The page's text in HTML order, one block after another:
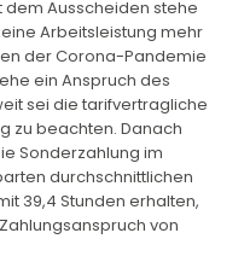
Ausscheiden stehe
Arbeitsleistung mehr
der Corona-Pandemie
ein Anspruch des
sei die tarifvertragliche
zu beachten. Danach
Sonderzahlung im
durchschnittlichen
39,4 Stunden erhalten,
von